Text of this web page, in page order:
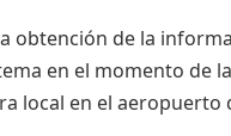
obtención de la
en el momento de
local en el aeropuerto